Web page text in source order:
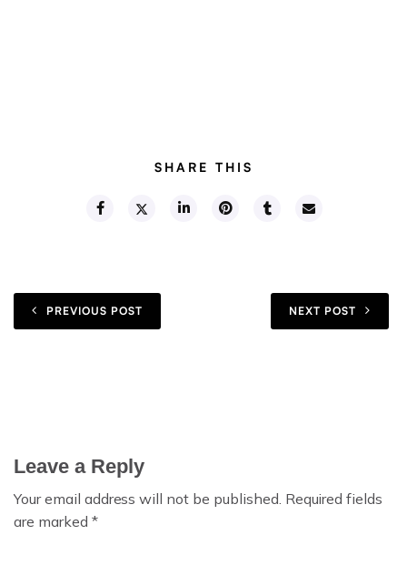
SHARE THIS
PREVIOUS POST NEXT POST
Leave a Reply
Your email address will not be published. Required fields
are marked *